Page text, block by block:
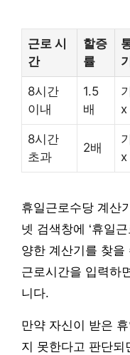
근로 시
간
할증
률
8시간
이내
1.5
배
x
8시간
초과
2배
x
휴일근로수당 계산
넷 검색창에 ‘휴일
양한 계산기를 찾
근로시간을 입력하
니다.
만약 자신이 받은
지 못한다고 판단